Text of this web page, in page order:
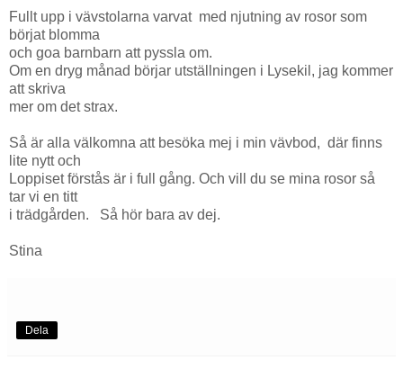
Fullt upp i vävstolarna varvat med njutning av rosor som
börjat blomma
och goa barnbarn att pyssla om.
Om en dryg månad börjar utställningen i Lysekil, jag kommer
att skriva
mer om det strax.
Så är alla välkomna att besöka mej i min vävbod, där finns
lite nytt och
Loppiset förstås är i full gång. Och vill du se mina rosor så
tar vi en titt
i trädgården. Så hör bara av dej.
Stina
Dela